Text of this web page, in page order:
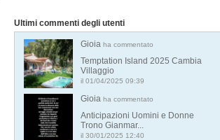
Ultimi commenti degli utenti
Gioia ha commentato
Temptation Island 2025 Cambia
Villaggio
il 01/04/2025 09:39
Gioia ha commentato
Anticipazioni Uomini e Donne
Trono Gianmar...
il 30/01/2025 12:40